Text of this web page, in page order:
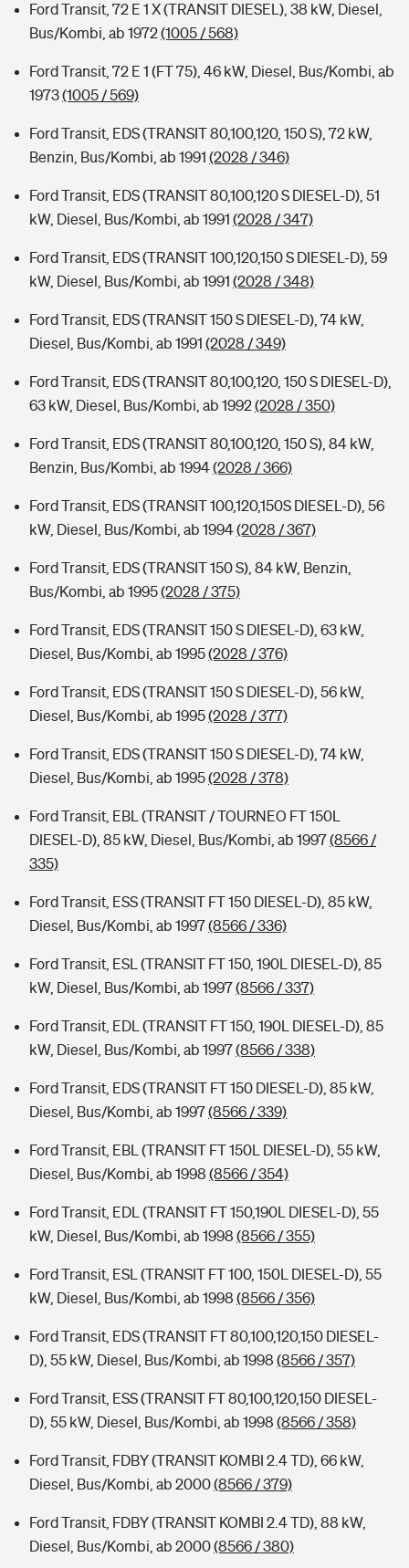
Ford Transit, 72 E 1 X (TRANSIT DIESEL), 38 kW, Diesel,
Bus/Kombi, ab 1972(1005 / 568)
Ford Transit, 72 E 1 (FT 75), 46 kW, Diesel, Bus/Kombi, ab
1973(1005 / 569)
Ford Transit, EDS (TRANSIT 80,100,120, 150 S), 72 kW,
Benzin, Bus/Kombi, ab 1991 (2028 / 346)
Ford Transit, EDS (TRANSIT 80,100,120 S DIESEL-D), 51
kW, Diesel, Bus/Kombi, ab 1991 (2028 / 347)
Ford Transit, EDS (TRANSIT 100,120,150 S DIESEL-D), 59
kW, Diesel, Bus/Kombi, ab 1991 (2028 / 348)
Ford Transit, EDS (TRANSIT 150 S DIESEL-D), 74 kW,
Diesel, Bus/Kombi, ab 1991 (2028 / 349)
Ford Transit, EDS (TRANSIT 80,100,120, 150 S DIESEL-D),
63 kW, Diesel, Bus/Kombi, ab 1992(2028 / 350)
Ford Transit, EDS (TRANSIT 80,100,120, 150 S), 84 kW,
Benzin, Bus/Kombi, ab 1994(2028 / 366)
Ford Transit, EDS (TRANSIT 100,120,150S DIESEL-D), 56
kW, Diesel, Bus/Kombi, ab 1994(2028 / 367)
Ford Transit, EDS (TRANSIT 150 S), 84 kW, Benzin,
Bus/Kombi, ab 1995(2028 / 375)
Ford Transit, EDS (TRANSIT 150 S DIESEL-D), 63 kW,
Diesel, Bus/Kombi, ab 1995(2028 / 376)
Ford Transit, EDS (TRANSIT 150 S DIESEL-D), 56 kW,
Diesel, Bus/Kombi, ab 1995(2028 / 377)
Ford Transit, EDS (TRANSIT 150 S DIESEL-D), 74 kW,
Diesel, Bus/Kombi, ab 1995(2028 / 378)
Ford Transit, EBL (TRANSIT / TOURNEO FT 150L
DIESEL-D), 85 kW, Diesel, Bus/Kombi, ab 1997(8566 /
335)
Ford Transit, ESS (TRANSIT FT 150 DIESEL-D), 85 kW,
Diesel, Bus/Kombi, ab 1997(8566 / 336)
Ford Transit, ESL (TRANSIT FT 150, 190L DIESEL-D), 85
kW, Diesel, Bus/Kombi, ab 1997(8566 / 337)
Ford Transit, EDL (TRANSIT FT 150, 190L DIESEL-D), 85
kW, Diesel, Bus/Kombi, ab 1997(8566 / 338)
Ford Transit, EDS (TRANSIT FT 150 DIESEL-D), 85 kW,
Diesel, Bus/Kombi, ab 1997(8566 / 339)
Ford Transit, EBL (TRANSIT FT 150L DIESEL-D), 55 kW,
Diesel, Bus/Kombi, ab 1998 (8566 / 354)
Ford Transit, EDL (TRANSIT FT 150,190L DIESEL-D), 55
kW, Diesel, Bus/Kombi, ab 1998 (8566 / 355)
Ford Transit, ESL (TRANSIT FT 100, 150L DIESEL-D), 55
kW, Diesel, Bus/Kombi, ab 1998 (8566 / 356)
Ford Transit, EDS (TRANSIT FT 80,100,120,150 DIESEL-
D), 55 kW, Diesel, Bus/Kombi, ab 1998 (8566 / 357)
Ford Transit, ESS (TRANSIT FT 80,100,120,150 DIESEL-
D), 55 kW, Diesel, Bus/Kombi, ab 1998 (8566 / 358)
Ford Transit, FDBY (TRANSIT KOMBI 2.4 TD), 66 kW,
Diesel, Bus/Kombi, ab 2000(8566 / 379)
Ford Transit, FDBY (TRANSIT KOMBI 2.4 TD), 88 kW,
Diesel, Bus/Kombi, ab 2000(8566 / 380)